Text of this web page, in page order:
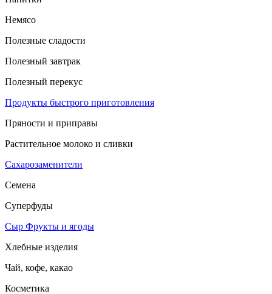
Немясо
Полезные сладости
Полезный завтрак
Полезный перекус
Продукты быстрого приготовления
Пряности и приправы
Растительное молоко и сливки
Сахарозаменители
Семена
Суперфуды
Сыр Фрукты и ягоды
Хлебные изделия
Чай, кофе, какао
Косметика